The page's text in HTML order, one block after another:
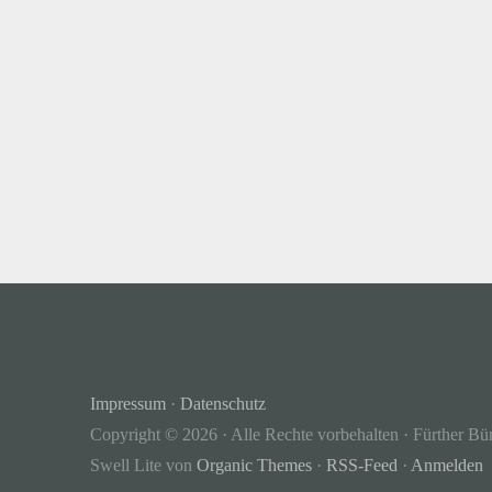
Impressum · Datenschutz
Copyright © 2026 · Alle Rechte vorbehalten · Fürther
Swell Lite von Organic Themes · RSS-Feed · Anmelden